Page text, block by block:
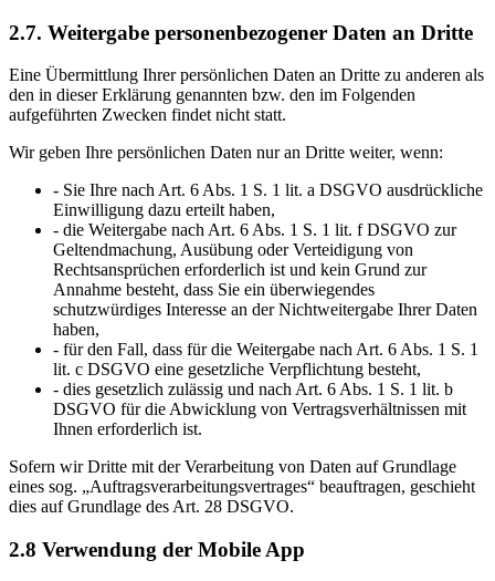
2.7. Weitergabe personenbezogener Daten an Dritte
Eine Übermittlung Ihrer persönlichen Daten an Dritte zu anderen als
den in dieser Erklärung genannten bzw. den im Folgenden
aufgeführten Zwecken findet nicht statt.
Wir geben Ihre persönlichen Daten nur an Dritte weiter, wenn:
- Sie Ihre nach Art. 6 Abs. 1 S. 1 lit. a DSGVO ausdrückliche
Einwilligung dazu erteilt haben,
- die Weitergabe nach Art. 6 Abs. 1 S. 1 lit. f DSGVO zur
Geltendmachung, Ausübung oder Verteidigung von
Rechtsansprüchen erforderlich ist und kein Grund zur
Annahme besteht, dass Sie ein überwiegendes
schutzwürdiges Interesse an der Nichtweitergabe Ihrer Daten
haben,
- für den Fall, dass für die Weitergabe nach Art. 6 Abs. 1 S. 1
lit. c DSGVO eine gesetzliche Verpflichtung besteht,
- dies gesetzlich zulässig und nach Art. 6 Abs. 1 S. 1 lit. b
DSGVO für die Abwicklung von Vertragsverhältnissen mit
Ihnen erforderlich ist.
Sofern wir Dritte mit der Verarbeitung von Daten auf Grundlage
eines sog. „Auftragsverarbeitungsvertrages“ beauftragen, geschieht
dies auf Grundlage des Art. 28 DSGVO.
2.8 Verwendung der Mobile App